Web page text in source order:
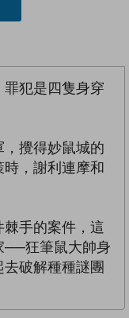
犯是四隻身穿
攪得妙鼠城的
時，謝利連摩和
手的案件，這
──狂筆鼠大帥身
去破解種種謎團